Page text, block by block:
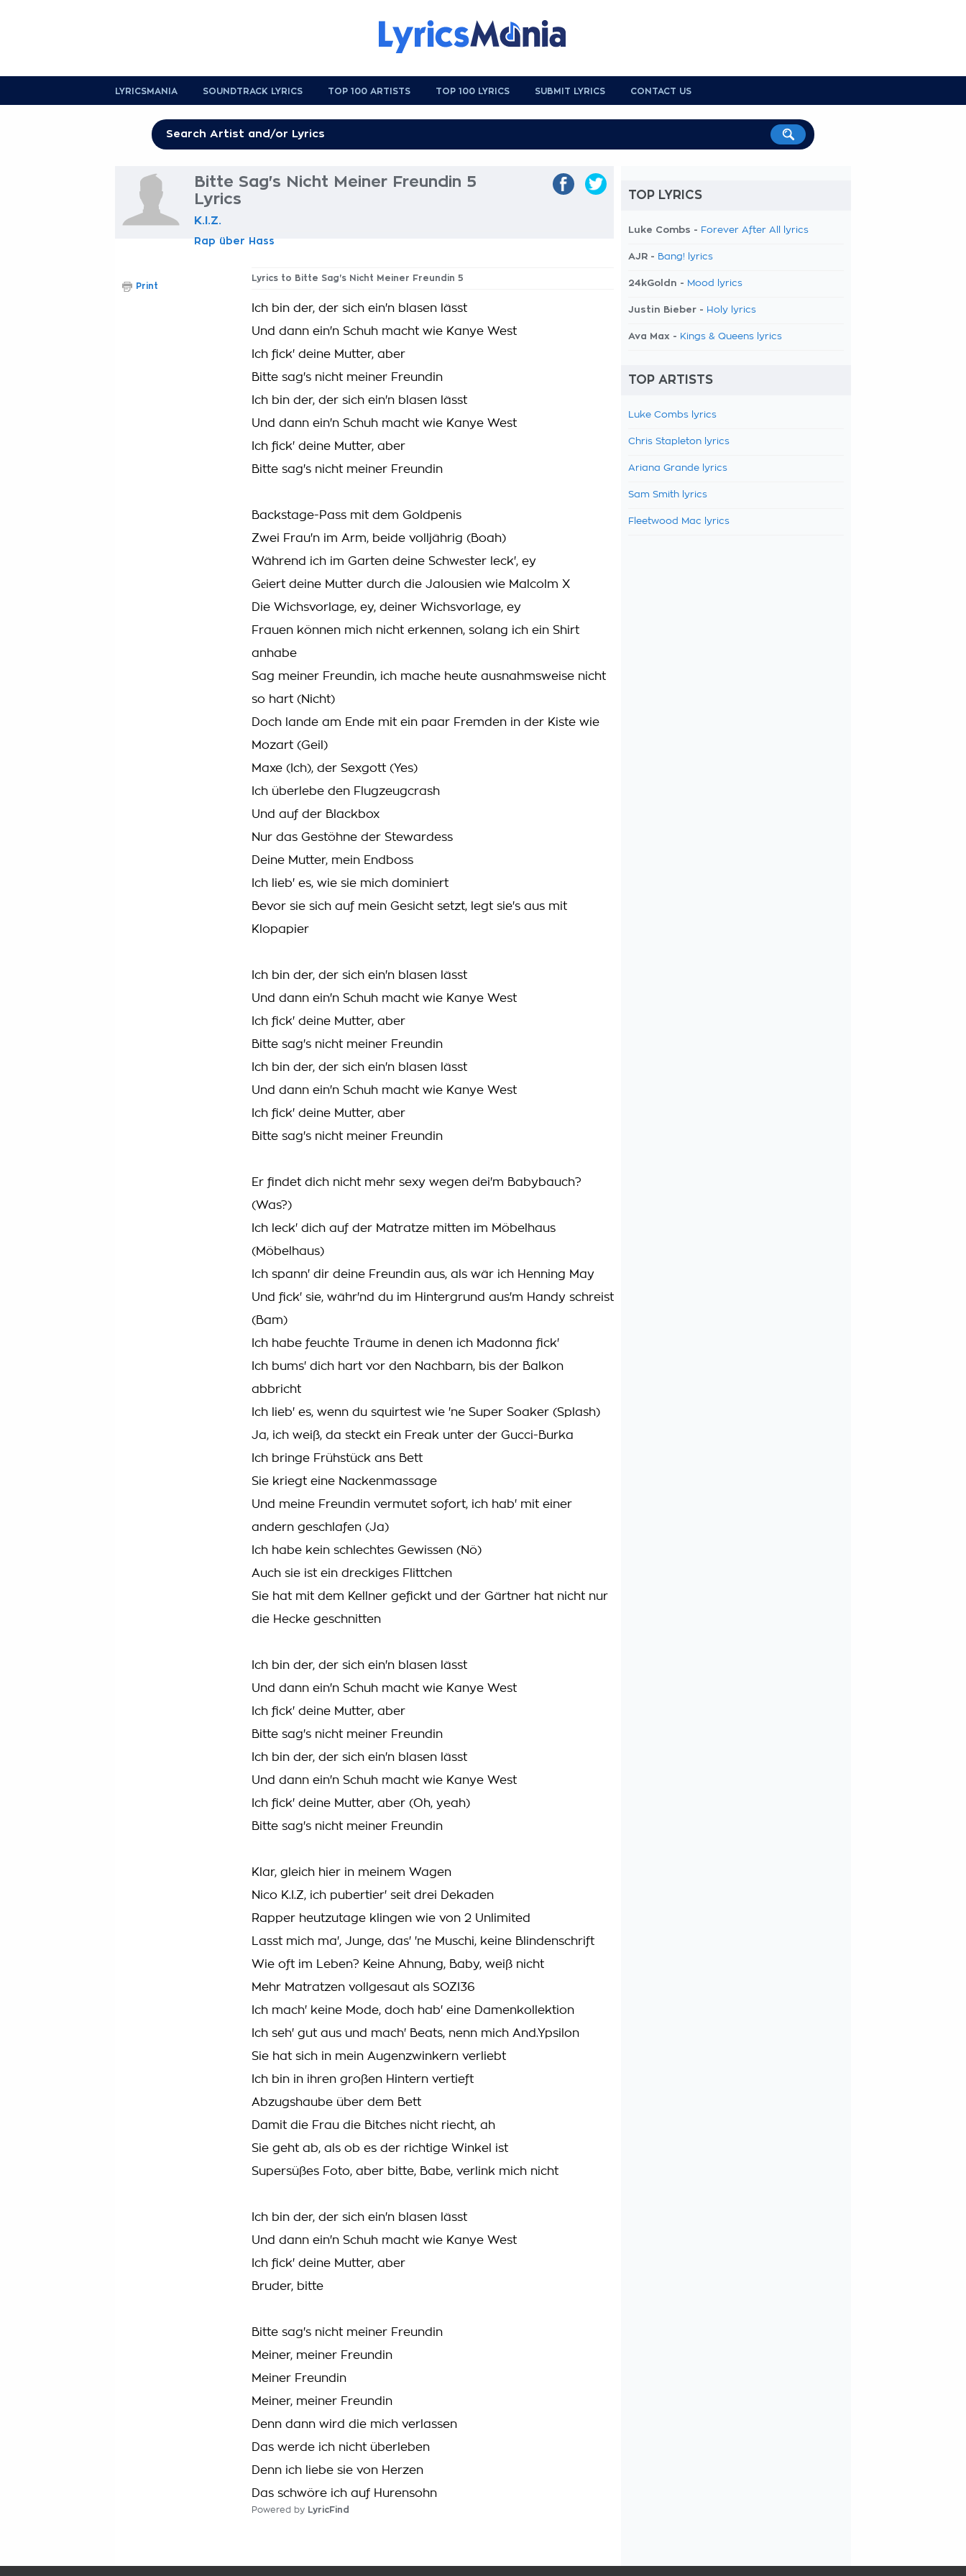
LYRICSMANIA SOUNDTRACK LYRICS TOP 100 ARTISTS TOP 100 LYRICS SUBMIT LYRICS CONTACT US
Bitte Sag's Nicht Meiner Freundin 5
Lyrics
K.I.Z.
Rap über Hass
Lyrics to Bitte Sag's Nicht Meiner Freundin 5
Ich bin der, der sich ein'n blasen lässt
Und dann ein'n Schuh macht wie Kanye West
Ich fick' deine Mutter, aber
Bitte sag's nicht meiner Freundin
Ich bin der, der sich ein'n blasen lässt
Und dann ein'n Schuh macht wie Kanye West
Ich fick' deine Mutter, aber
Bitte sag's nicht meiner Freundin
Backstage-Pass mit dem Goldpenis
Zwei Frau'n im Arm, beide volljährig (Boah)
Während ich im Garten deine Schwеster leck', ey
Gеiert deine Mutter durch die Jalousien wie Malcolm X
Die Wichsvorlage, ey, deiner Wichsvorlage, ey
Frauen können mich nicht erkennen, solang ich ein Shirt
anhabe
Sag meiner Freundin, ich mache heute ausnahmsweise nicht
so hart (Nicht)
Doch lande am Ende mit ein paar Fremden in der Kiste wie
Mozart (Geil)
Maxe (Ich), der Sexgott (Yes)
Ich überlebe den Flugzeugcrash
Und auf der Blackbox
Nur das Gestöhne der Stewardess
Deine Mutter, mein Endboss
Ich lieb' es, wie sie mich dominiert
Bevor sie sich auf mein Gesicht setzt, legt sie's aus mit
Klopapier
Ich bin der, der sich ein'n blasen lässt
Und dann ein'n Schuh macht wie Kanye West
Ich fick' deine Mutter, aber
Bitte sag's nicht meiner Freundin
Ich bin der, der sich ein'n blasen lässt
Und dann ein'n Schuh macht wie Kanye West
Ich fick' deine Mutter, aber
Bitte sag's nicht meiner Freundin
Er findet dich nicht mehr sexy wegen dei'm Babybauch?
(Was?)
Ich leck' dich auf der Matratze mitten im Möbelhaus
(Möbelhaus)
Ich spann' dir deine Freundin aus, als wär ich Henning May
Und fick' sie, währ'nd du im Hintergrund aus'm Handy schreist
(Bam)
Ich habe feuchte Träume in denen ich Madonna fick'
Ich bums' dich hart vor den Nachbarn, bis der Balkon
abbricht
Ich lieb' es, wenn du squirtest wie 'ne Super Soaker (Splash)
Ja, ich weiß, da steckt ein Freak unter der Gucci-Burka
Ich bringe Frühstück ans Bett
Sie kriegt eine Nackenmassage
Und meine Freundin vermutet sofort, ich hab' mit einer
andern geschlafen (Ja)
Ich habe kein schlechtes Gewissen (Nö)
Auch sie ist ein dreckiges Flittchen
Sie hat mit dem Kellner gefickt und der Gärtner hat nicht nur
die Hecke geschnitten
Ich bin der, der sich ein'n blasen lässt
Und dann ein'n Schuh macht wie Kanye West
Ich fick' deine Mutter, aber
Bitte sag's nicht meiner Freundin
Ich bin der, der sich ein'n blasen lässt
Und dann ein'n Schuh macht wie Kanye West
Ich fick' deine Mutter, aber (Oh, yeah)
Bitte sag's nicht meiner Freundin
Klar, gleich hier in meinem Wagen
Nico K.I.Z, ich pubertier' seit drei Dekaden
Rapper heutzutage klingen wie von 2 Unlimited
Lasst mich ma', Junge, das' 'ne Muschi, keine Blindenschrift
Wie oft im Leben? Keine Ahnung, Baby, weiß nicht
Mehr Matratzen vollgesaut als SOZI36
Ich mach' keine Mode, doch hab' eine Damenkollektion
Ich seh' gut aus und mach' Beats, nenn mich And.Ypsilon
Sie hat sich in mein Augenzwinkern verliebt
Ich bin in ihren großen Hintern vertieft
Abzugshaube über dem Bett
Damit die Frau die Bitches nicht riecht, ah
Sie geht ab, als ob es der richtige Winkel ist
Supersüßes Foto, aber bitte, Babe, verlink mich nicht
Ich bin der, der sich ein'n blasen lässt
Und dann ein'n Schuh macht wie Kanye West
Ich fick' deine Mutter, aber
Bruder, bitte
Bitte sag's nicht meiner Freundin
Meiner, meiner Freundin
Meiner Freundin
Meiner, meiner Freundin
Denn dann wird die mich verlassen
Das werde ich nicht überleben
Denn ich liebe sie von Herzen
Das schwöre ich auf Hurensohn
Powered by LyricFind
Print
TOP LYRICS
Luke Combs - Forever After All lyrics
AJR - Bang! lyrics
24kGoldn - Mood lyrics
Justin Bieber - Holy lyrics
Ava Max - Kings & Queens lyrics
TOP ARTISTS
Luke Combs lyrics
Chris Stapleton lyrics
Ariana Grande lyrics
Sam Smith lyrics
Fleetwood Mac lyrics